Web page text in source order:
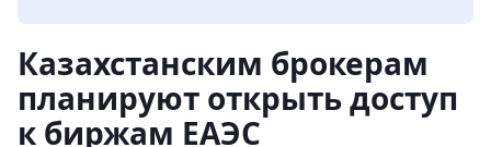
Казахстанским брокерам
планируют открыть доступ
к биржам ЕАЭС